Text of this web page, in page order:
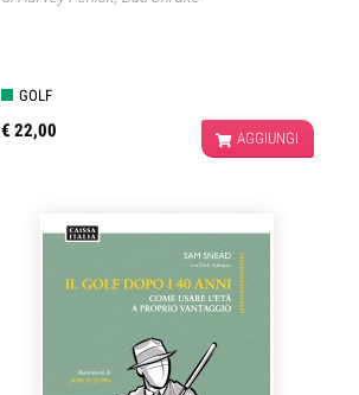
GOLF
€ 22,00 AGGIUNGI